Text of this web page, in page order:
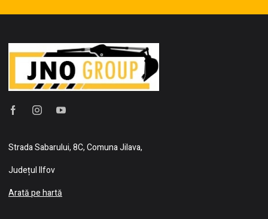
Strada Sabarului, 8C, Comuna Jilava,
Județul Ilfov
Arată pe hartă